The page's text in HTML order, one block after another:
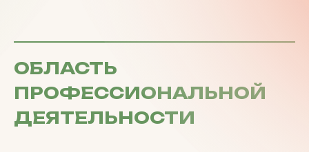
ОБЛАСТЬ
ПРОФЕССИОНАЛЬНОЙ
ДЕЯТЕЛЬНОСТИ